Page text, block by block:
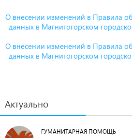
О внесении изменений в Правила
данных в Магнитогорском
О внесении изменений в Правила
данных в Магнитогорском
Актуально
ГУМАНИТАРНАЯ ПОМОЩЬ